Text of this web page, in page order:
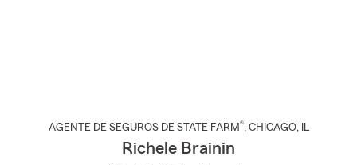
AGENTE DE SEGUROS DE STATE FARM®, CHICAGO, IL
Richele Brainin